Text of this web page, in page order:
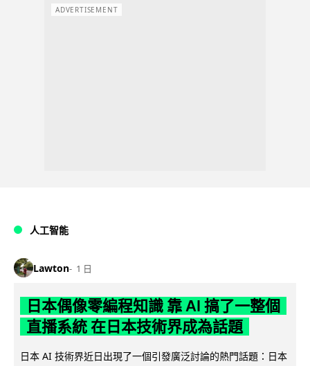
ADVERTISEMENT
人工智能
Lawton 1 日
日本偶像零編程知識 靠 AI 搞了一整個
直播系統 在日本技術界成為話題
日本 AI 技術界近日出現了一個引發廣泛討論的熱門話題：日本